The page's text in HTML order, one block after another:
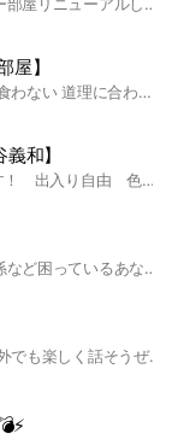
屋】
大きな声で叫びたい 腹が立った 気に食わない 道理に合わない 一人では抱えきれない 本音を吐き出したい いろいろな思いの詰まった気持ちをスッキリ吐き出してください #愚痴#不満#秘密#仕事#バイト#上司#部下#親#子供#兄弟姉妹#年長者#近所#ゴミ #秘密#騒音#嫁#姑#義母#旦那#近所#友達#舅#小姑#店員#店#新人#マウント#妬み#ストレス#暴露#絶縁#無視#本音#執着#変 独り言専用です 基本返事は❌です。 みなさん、ストレス発散してね 別部屋で相談も聞きますよ😃
和】
ガーシー 東谷義和のNGなしの部屋です！ 出入り自由 色々と情報交換しましょう！ 基本的にガーシーを応援する部屋です♡ 肯定・否定を問わず活発な意見は大歓迎ですが、差別・誹謗中傷や宣伝行為などはBanします！ #ガーシー #東谷義和 #ガーシーch #暴露 #youtuber
恋愛相談、お悩み相談、愚痴、人間関係など困っているあなたの相談に乗ります🌟 普段は自由な雑談部屋となっております🏵 相談がある人は「相談いいですか？」など気軽にひと声かけてくだい🌟 そのときいるメンバーさんが相談に乗ってくれます✨ 誰でも入れるので相談がある人、相談に乗りたい人、相談を聞きたい人などなど… #相談 #悩み #悩み相談 #恋愛 #恋愛相談 #癒やし #Z李 #滝沢ガレソ #ゴシップ #平成フラミンゴ #中町兄妹 #コレコレ #くれいじーまぐねっと #ばんばんざい #夜のひと笑い#なこなこ #キヨ #ヒカル #ラファエル #シバター #へずま #てんちむ #かねこあや #P丸様 #マホト #コレ恋 #石川典行 #ポケカメン #5ちゃんねる #kimono 平田くん #ゆりにゃ #マイキー #すとぷり #ななもり #ジェル #莉犬 #ころん #さとみ #るぅと #あっとくん #ツイキャス #ニコ生 #ユーチューブ #みずにゃん #加藤純一 #朝倉未来 #へライザー #ティックトック #TikTok #じゅんや #Junya #はじめしゃちょー #ヒカキン #ガードマン #桐崎栄二 #よりひと #ノック #レペゼン #ヘラヘラ #暴露 #ゲーム #ゆきむら #ネクステ #あきるな #ちょこらび #コムドット #ネクステ #みきおだ #みっきー #フィッシャーズ #東海オンエア #木下ゆうか #きまぐれクック #スカイピース #ジョーブログ #まふまふ#兄者弟者 #キズナアイ #Vtuber #ブライアン #ジャニーズ #ジャにのちゃんねる #嵐 #AKB #乃木坂46 #欅坂46 #アイドル #エガちゃんねる #しばなん #あやなん #ヴァンゆん #ひなちゃんねる #カジサック #朝倉海 #Ado #ボンボンTV #ガーシー #東谷 #東谷義和 #GASYLE #ぷろたん #まあたそ #エミリン #ジュキア #バイオハザード #禁断ボーイズ #ふくれな #宮迫博之 #パパラピーズ #タケヤキ翔 #カルマ #衛門 #手越祐也 #ゆゆうた #パオパオチャンネル #フォーエイト #きょんくま #セイキン #ゆきむら #くりえみ #さんこいち #へきトラ #ゆきりぬ #ヒイラギリオ #春木開
吹奏楽男子でなんでも話そ！ 吹奏楽以外でも楽しく話そうぜ！ 主は卒部し、吹奏楽部員ではなくなったので、元吹奏楽部員だったよーって方も募集中！ みんなで他愛のない話をしたりしてます。 なおこのグループはパンダさんのグループでの不都合のため作らさせてもらったグループです。 ノートに自己紹介お願いします！ ルール📕 即抜けするなら入らないで💦でも合わないなって思ったら抜けてオッケーです👌 吹奏楽以外の話題は普通に話してオッケーです。 トークでの宣伝もOKですが、宣伝目的での参加はお控えください。 自身の学校の情報は自己責任で管理してください。 相手の学校の開示を強要するようなことはやめましょう。 人の学校や名前など、個人特定につながる情報を第三者がオプ上で勝手に暴露するような行為は絶対にやめてください。 男子限定とは言っていますが、女の子の入室もオッケーにしています。 ただトラブル阻止のため、個人部屋を男女で作ったりなどの行為はやめていただきたいです。 ⚠️下ネタや、人を嫌な気持ちにさせる言葉を言う人は基本すぐに強制退会させるので言葉には気をつけてください。 下ネタ系、際どい話題も一切禁止します。ライトでは規制緩くなります。 度々男性の同性愛者の方から管理人に対してセクハラ的な発言や好意を伝えるなどの行動があるのですが、数々の経験により管理人は同性愛者の方々にアレルギー反応を起こすので、普通に話す分には良いのですが、そこらへんの節度を守るようにしてください。
💣⚡️